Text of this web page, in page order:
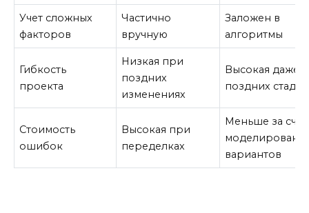
Учет сложных
факторов
Частично
вручную
Заложен в
алгоритмы
Гибкость
проекта
Низкая при
поздних
изменениях
Высокая даже
поздних
Стоимость
ошибок
Высокая при
переделках
Меньше за счёт
вариантов